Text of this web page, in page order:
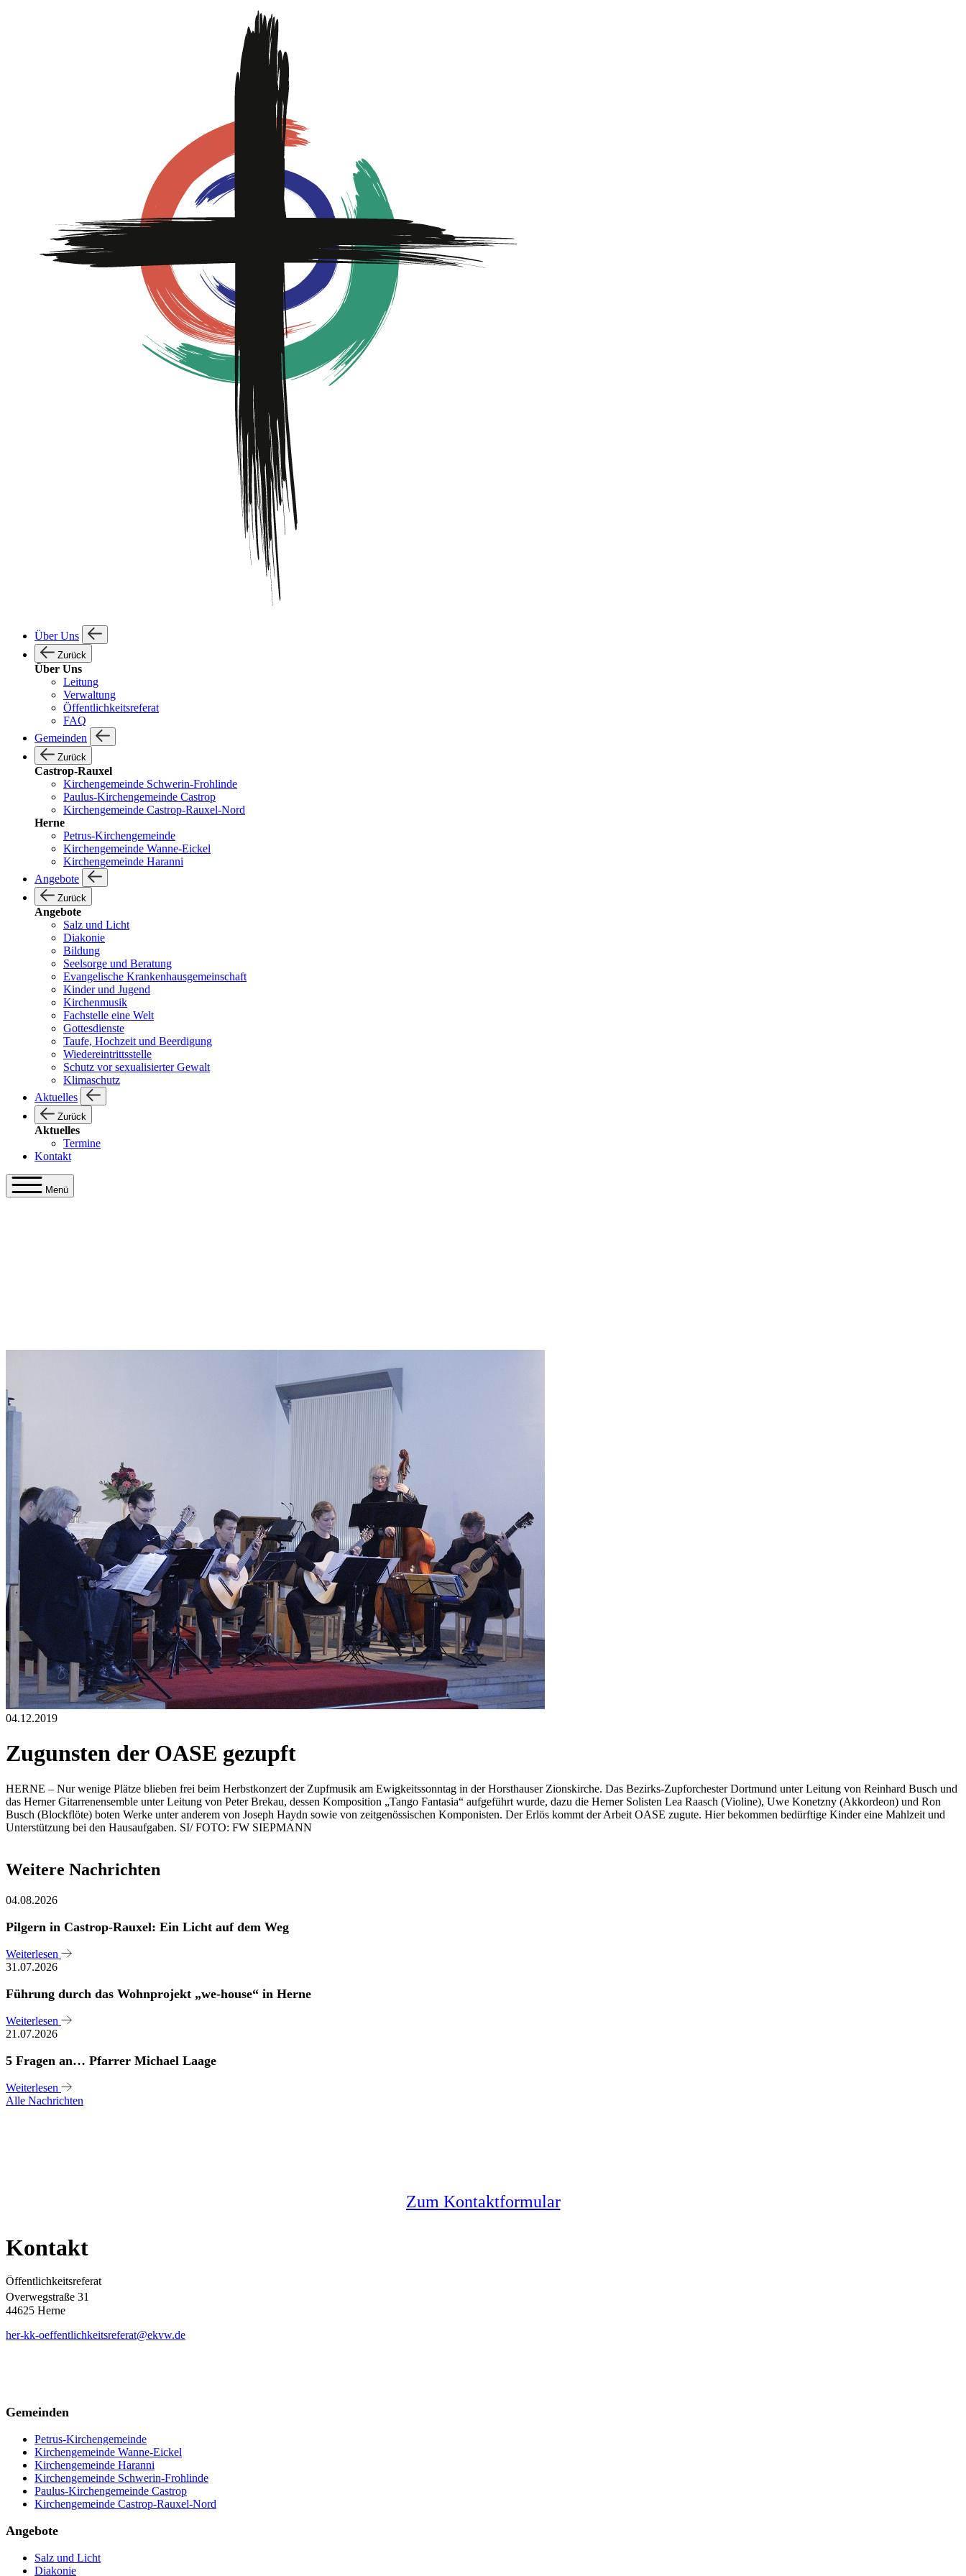
Über Uns
Zurück
Über Uns
Leitung
Verwaltung
Öffentlichkeitsreferat
FAQ
Gemeinden
Zurück
Castrop-Rauxel
Kirchengemeinde Schwerin-Frohlinde
Paulus-Kirchengemeinde Castrop
Kirchengemeinde Castrop-Rauxel-Nord
Herne
Petrus-Kirchengemeinde
Kirchengemeinde Wanne-Eickel
Kirchengemeinde Haranni
Angebote
Zurück
Angebote
Salz und Licht
Diakonie
Bildung
Seelsorge und Beratung
Evangelische Krankenhausgemeinschaft
Kinder und Jugend
Kirchenmusik
Fachstelle eine Welt
Gottesdienste
Taufe, Hochzeit und Beerdigung
Wiedereintrittsstelle
Schutz vor sexualisierter Gewalt
Klimaschutz
Aktuelles
Zurück
Aktuelles
Termine
Kontakt
Menü
04.12.2019
Zugunsten der OASE gezupft
HERNE – Nur wenige Plätze blieben frei beim Herbstkonzert der Zupfmusik am Ewigkeitssonntag in der Horsthauser Zionskirche. Das Bezirks-Zupforchester Dortmund unter Leitung von Reinhard Busch und
das Herner Gitarrenensemble unter Leitung von Peter Brekau, dessen Komposition „Tango Fantasia“ aufgeführt wurde, dazu die Herner Solisten Lea Raasch (Violine), Uwe Konetzny (Akkordeon) und Ron
Busch (Blockflöte) boten Werke unter anderem von Joseph Haydn sowie von zeitgenössischen Komponisten. Der Erlös kommt der Arbeit OASE zugute. Hier bekommen bedürftige Kinder eine Mahlzeit und
Unterstützung bei den Hausaufgaben. SI/ FOTO: FW SIEPMANN
Weitere Nachrichten
04.08.2026
Pilgern in Castrop-Rauxel: Ein Licht auf dem Weg
Weiterlesen
31.07.2026
Führung durch das Wohnprojekt „we-house“ in Herne
Weiterlesen
21.07.2026
5 Fragen an… Pfarrer Michael Laage
Weiterlesen
Alle Nachrichten
Zum Kontaktformular
Kontakt
Öffentlichkeitsreferat
Overwegstraße 31
44625 Herne
her-kk-oeffentlichkeitsreferat@ekvw.de
Gemeinden
Petrus-Kirchengemeinde
Kirchengemeinde Wanne-Eickel
Kirchengemeinde Haranni
Kirchengemeinde Schwerin-Frohlinde
Paulus-Kirchengemeinde Castrop
Kirchengemeinde Castrop-Rauxel-Nord
Angebote
Salz und Licht
Diakonie